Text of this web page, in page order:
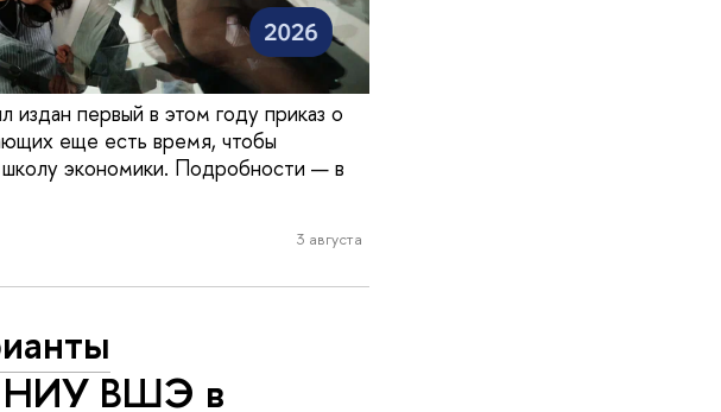
издан первый в этом году приказ о
еще есть время, чтобы
экономики. Подробности — в
3 августа
НИУ ВШЭ в